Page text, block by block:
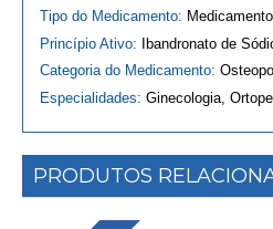
Tipo do Medicamento: Medicamento
Princípio Ativo:
Ibandronato de
Categoria do Medicamento:
Especialidades: Ginecologia,
PRODUTOS